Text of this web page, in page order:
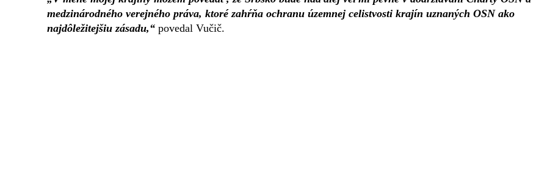
medzinárodného verejného práva, ktoré zahŕňa ochranu územnej celistvosti krajín uznaných OSN ako
najdôležitejšiu zásadu,“ povedal Vučič.